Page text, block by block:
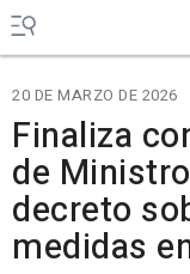
20 DE MARZO DE 2026
Finaliza
de
decreto
medidas